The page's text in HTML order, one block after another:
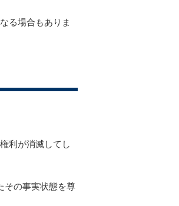
る場合もありま
利が消滅してし
その事実状態を尊